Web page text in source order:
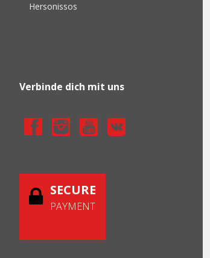
Hersonissos
Verbinde dich mit uns
SECURE
PAYMENT